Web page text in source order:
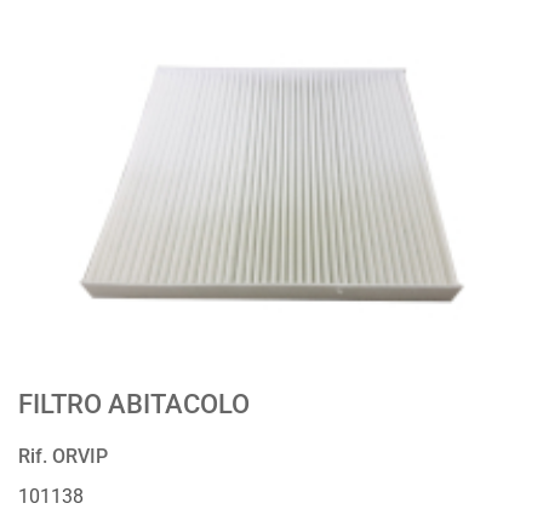
FILTRO ABITACOLO
Rif. ORVIP
101138